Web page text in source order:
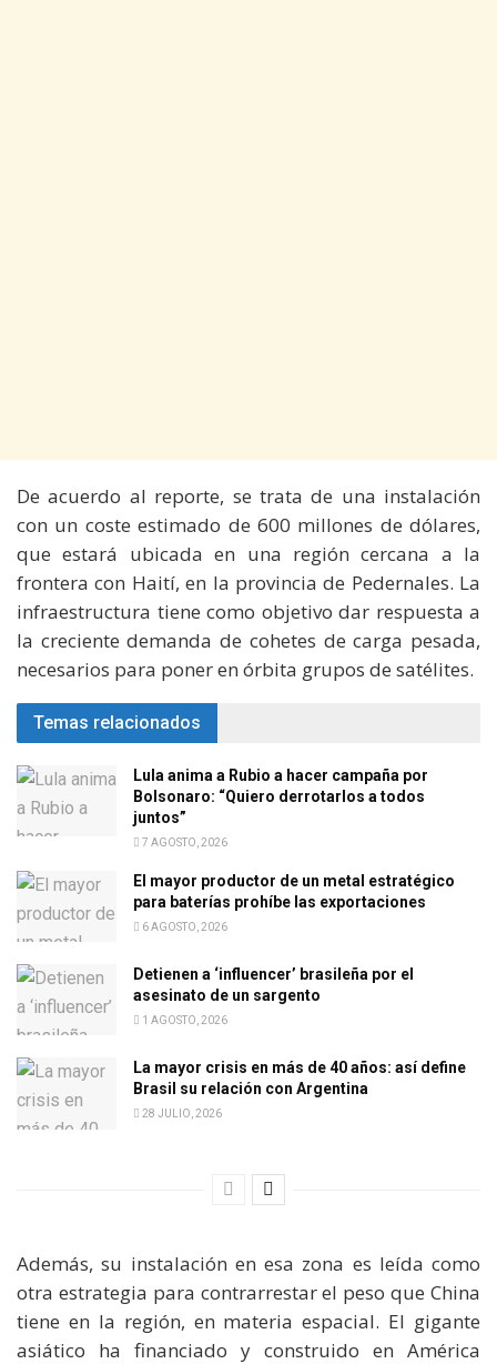
De acuerdo al reporte, se trata de una instalación
con un coste estimado de 600 millones de dólares,
que estará ubicada en una región cercana a la
frontera con Haití, en la provincia de Pedernales. La
infraestructura tiene como objetivo dar respuesta a
la creciente demanda de cohetes de carga pesada,
necesarios para poner en órbita grupos de satélites.
Temas relacionados
Lula anima a Rubio a hacer campaña por
Bolsonaro: “Quiero derrotarlos a todos
juntos”
7 AGOSTO, 2026
El mayor productor de un metal estratégico
para baterías prohíbe las exportaciones
6 AGOSTO, 2026
Detienen a ‘influencer’ brasileña por el
asesinato de un sargento
1 AGOSTO, 2026
La mayor crisis en más de 40 años: así define
Brasil su relación con Argentina
28 JULIO, 2026
Además, su instalación en esa zona es leída como
otra estrategia para contrarrestar el peso que China
tiene en la región, en materia espacial. El gigante
asiático ha financiado y construido en América